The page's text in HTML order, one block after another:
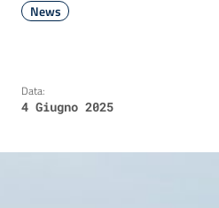
News
Data:
4 Giugno 2025